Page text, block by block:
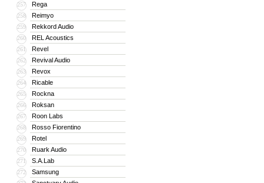
257 Rega
258 Reimyo
259 Rekkord Audio
260 REL Acoustics
261 Revel
262 Revival Audio
263 Revox
264 Ricable
265 Rockna
266 Roksan
267 Roon Labs
268 Rosso Fiorentino
269 Rotel
270 Ruark Audio
271 S.A.Lab
272 Samsung